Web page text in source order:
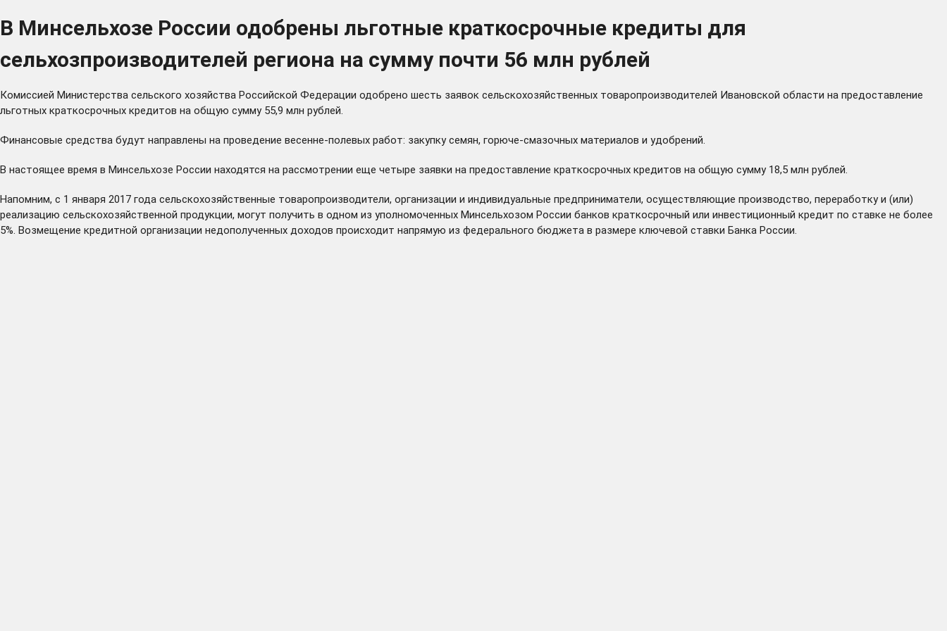
В Минсельхозе России одобрены льготные краткосрочные кредиты для
сельхозпроизводителей региона на сумму почти 56 млн рублей
Комиссией Министерства сельского хозяйства Российской Федерации одобрено шесть заявок сельскохозяйственных товаропроизводителей Ивановской области на предоставление
льготных краткосрочных кредитов на общую сумму 55,9 млн рублей.
Финансовые средства будут направлены на проведение весенне-полевых работ: закупку семян, горюче-смазочных материалов и удобрений.
В настоящее время в Минсельхозе России находятся на рассмотрении еще четыре заявки на предоставление краткосрочных кредитов на общую сумму 18,5 млн рублей.
Напомним, с 1 января 2017 года сельскохозяйственные товаропроизводители, организации и индивидуальные предприниматели, осуществляющие производство, переработку и (или)
реализацию сельскохозяйственной продукции, могут получить в одном из уполномоченных Минсельхозом России банков краткосрочный или инвестиционный кредит по ставке не более
5%. Возмещение кредитной организации недополученных доходов происходит напрямую из федерального бюджета в размере ключевой ставки Банка России.